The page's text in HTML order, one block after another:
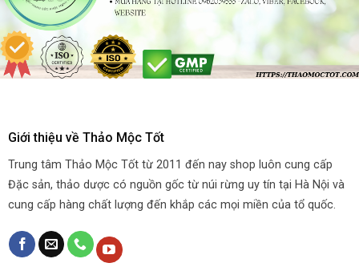
Giới thiệu về Thảo Mộc Tốt
Trung tâm Thảo Mộc Tốt từ 2011 đến nay shop luôn cung cấp
Đặc sản, thảo dược có nguồn gốc từ núi rừng uy tín tại Hà Nội và
cung cấp hàng chất lượng đến khắp các mọi miền của tổ quốc.